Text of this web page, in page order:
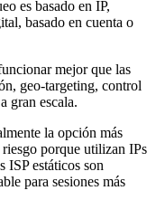
es basado en IP,
basado en cuenta o
mejor que las
geo-targeting, control
gran escala.
la opción más
porque utilizan IPs
ISP estáticos son
para sesiones más